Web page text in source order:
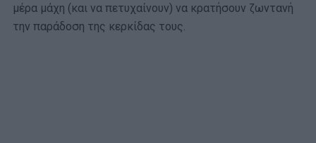
μέρα μάχη (και να πετυχαίνουν) να κρατήσουν ζωντανή
την παράδοση της κερκίδας τους.